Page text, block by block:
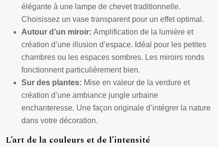
élégante à une lampe de chevet traditionnelle.
Choisissez un vase transparent pour un effet optimal.
Autour d’un miroir: Amplification de la lumière et
création d’une illusion d’espace. Idéal pour les petites
chambres ou les espaces sombres. Les miroirs ronds
fonctionnent particulièrement bien.
Sur des plantes: Mise en valeur de la verdure et
création d’une ambiance jungle urbaine
enchanteresse. Une façon originale d’intégrer la nature
dans votre décoration.
L’art de la couleurs et de l’intensité